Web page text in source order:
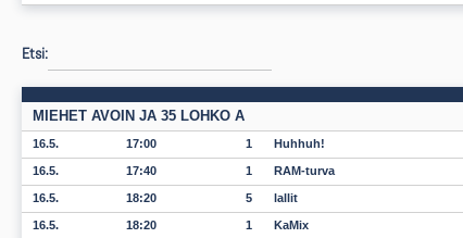
Etsi:
MIEHET AVOIN JA 35 LOHKO A
16.5. 17:00 1 Huhhuh!
16.5. 17:40 1 RAM-turva
16.5. 18:20 5 lallit
16.5. 18:20 1 KaMix